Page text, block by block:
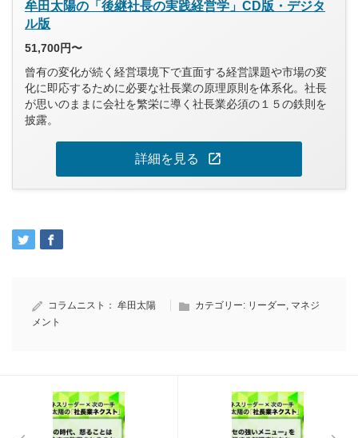
牟田太陽の「後継社長の実践経営学」CD版・デジタ
ル版
51,700円〜
曾有の変化が続く経営環境下で直面する経営課題や市場の変
化に即応するために必要な社長業の原理原則を体系化。社長
が思いのままに会社を繁栄に導く社長業必須の１５の鉄則を
披露。
詳細を見る open_in_new
コラムニスト： 牟田太陽 カテゴリー: リーダー, マネジ
メント